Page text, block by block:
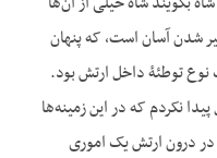
شدن آسان است، که پنهان
توطئۀ داخل ارتش بود.
نکردم که در این زمینه‌ها
در درون ارتش یک اموری